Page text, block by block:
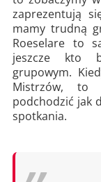
zaprezentują
mamy trudną
Roeselare to
jeszcze kto
grupowym.
Mistrzów, to
podchodzić jak
spotkania.